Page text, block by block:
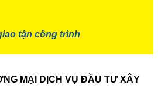
tận công trình
MẠI DỊCH VỤ ĐẦU TƯ XÂY